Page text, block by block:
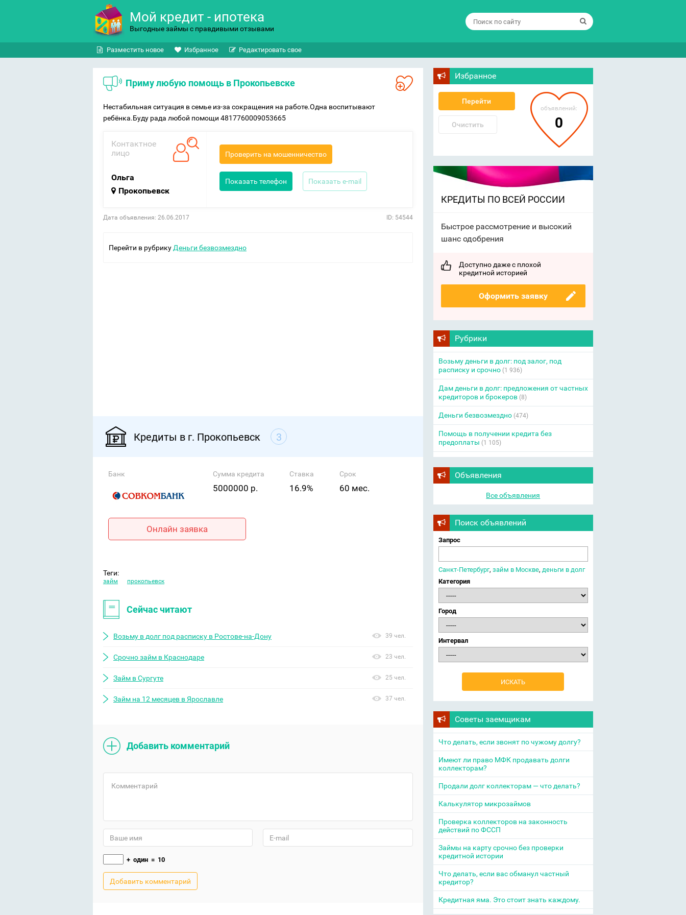
Мой кредит - ипотека
Выгодные займы с правдивыми отзывами
Разместить новое Избранное Редактировать свое
Приму любую помощь в Прокопьевске
Нестабильная ситуация в семье из-за сокращения на работе.Одна воспитывают
ребёнка.Буду рада любой помощи 4817760009053665
Контактное
лицо
Ольга
Прокопьевск
Проверить на мошенничество
Показать телефон Показать e-mail
Дата объявления: 26.06.2017 ID: 54544
Перейти в рубрику Деньги безвозмездно
Кредиты в г. Прокопьевск 3
Банк Сумма кредита
5000000 р.
Ставка
16.9%
Срок
60 мес.
Онлайн заявка
Теги:
займ прокопьевск
Сейчас читают
Возьму в долг под расписку в Ростове-на-Дону 39 чел.
Срочно займ в Краснодаре 23 чел.
Займ в Сургуте 25 чел.
Займ на 12 месяцев в Ярославле 37 чел.
Добавить комментарий
+ один = 10
Избранное
Перейти
Очистить
объявлений:
0
КРЕДИТЫ ПО ВСЕЙ РОССИИ
Быстрое рассмотрение и высокий
шанс одобрения
Доступно даже с плохой
кредитной историей
Оформить заявку
Рубрики
Возьму деньги в долг: под залог, под
расписку и срочно(1 936)
Дам деньги в долг: предложения от частных
кредиторов и брокеров(8)
Деньги безвозмездно(474)
Помощь в получении кредита без
предоплаты (1 105)
Объявления
Все объявления
Поиск объявлений
Запрос
Санкт-Петербург, займ в Москве, деньги в долг
Категория
Город
Интервал
Советы заемщикам
Что делать, если звонят по чужому долгу?
Имеют ли право МФК продавать долги
коллекторам?
Продали долг коллекторам — что делать?
Калькулятор микрозаймов
Проверка коллекторов на законность
действий по ФССП
Займы на карту срочно без проверки
кредитной истории
Что делать, если вас обманул частный
кредитор?
Кредитная яма. Это стоит знать каждому.